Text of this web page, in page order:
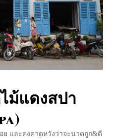
ม้แดงสปา
ย และคงคาดหวังว่าจะนวดถูก&ดี